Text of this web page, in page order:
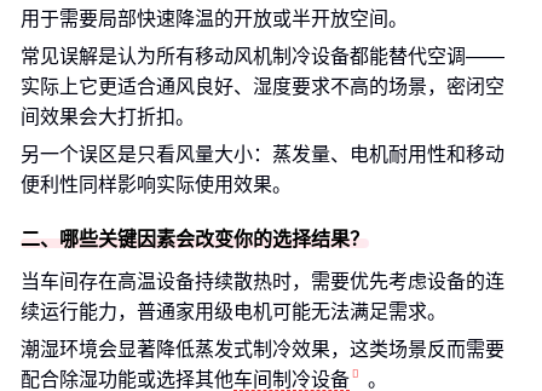
用于需要局部快速降温的开放或半开放空间。
常见误解是认为所有移动风机制冷设备都能替代空调——
实际上它更适合通风良好、湿度要求不高的场景，密闭空
间效果会大打折扣。
另一个误区是只看风量大小：蒸发量、电机耐用性和移动
便利性同样影响实际使用效果。
二、哪些关键因素会改变你的选择结果？
当车间存在高温设备持续散热时，需要优先考虑设备的连
续运行能力，普通家用级电机可能无法满足需求。
潮湿环境会显著降低蒸发式制冷效果，这类场景反而需要
配合除湿功能或选择其他车间制冷设备
。